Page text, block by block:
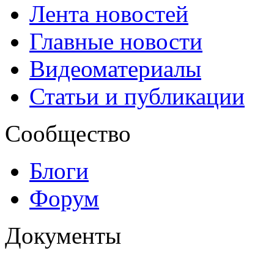
Лента новостей
Главные новости
Видеоматериалы
Статьи и публикации
Сообщество
Блоги
Форум
Документы